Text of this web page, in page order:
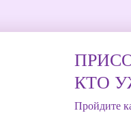
КТО
Пройдите